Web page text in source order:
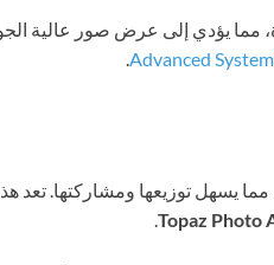
مما يؤدي إلى عرض صور عالية
.
يسهل توزيعها ومشاركتها. تعد هذه
Topaz Photo
.